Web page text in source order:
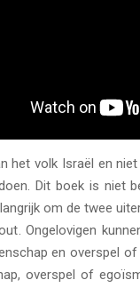
het volk Israël en
Dit boek is niet
om de twee
Ongelovigen
en overspel
overspel of